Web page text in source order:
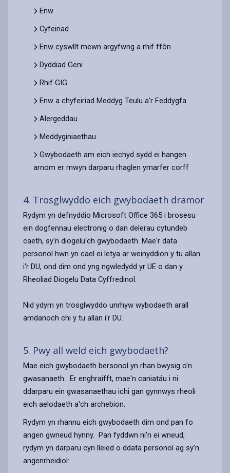
Enw
Cyfeiriad
Enw cyswllt mewn argyfwng a rhif ffôn
Dyddiad Geni
Rhif GIG
Enw a chyfeiriad Meddyg Teulu a'r Feddygfa
Alergeddau
Meddyginiaethau
Gwybodaeth am eich iechyd sydd ei hangen
arnom er mwyn darparu rhaglen ymarfer corff
4. Trosglwyddo eich gwybodaeth dramor
Rydym yn defnyddio Microsoft Office 365 i brosesu
ein dogfennau electronig o dan delerau cytundeb
caeth, sy'n diogelu'ch gwybodaeth. Mae'r data
personol hwn yn cael ei letya ar weinyddion y tu allan
i'r DU, ond dim ond yng ngwledydd yr UE o dan y
Rheoliad Diogelu Data Cyffredinol.
Nid ydym yn trosglwyddo unrhyw wybodaeth arall
amdanoch chi y tu allan i'r DU.
5. Pwy all weld eich gwybodaeth?
Mae eich gwybodaeth bersonol yn rhan bwysig o'n
gwasanaeth. Er enghraifft, mae'n caniatáu i ni
ddarparu ein gwasanaethau ichi gan gynnwys rheoli
eich aelodaeth a'ch archebion.
Rydym yn rhannu eich gwybodaeth dim ond pan fo
angen gwneud hynny. Pan fyddwn ni'n ei wneud,
rydym yn darparu cyn lleied o ddata personol ag sy’n
angenrheidiol: